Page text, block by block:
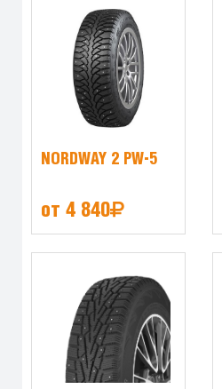
NORDWAY 2 PW-5
от 4 840